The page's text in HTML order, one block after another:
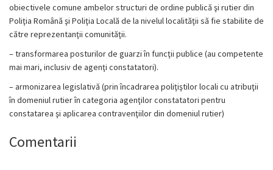
obiectivele comune ambelor structuri de ordine publică şi rutier din
Poliţia Română şi Poliţia Locală de la nivelul localităţii să fie stabilite de
către reprezentanţii comunităţii.
– transformarea posturilor de guarzi în funcţii publice (au competente
mai mari, inclusiv de agenţi constatatori).
– armonizarea legislativă (prin încadrarea poliţiştilor locali cu atribuţii
în domeniul rutier în categoria agenţilor constatatori pentru
constatarea şi aplicarea contravenţiilor din domeniul rutier)
Comentarii